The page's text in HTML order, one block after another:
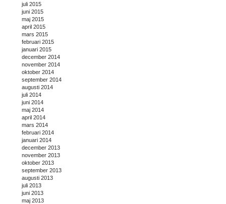
juli 2015
juni 2015
maj 2015
april 2015
mars 2015
februari 2015
januari 2015
december 2014
november 2014
oktober 2014
september 2014
augusti 2014
juli 2014
juni 2014
maj 2014
april 2014
mars 2014
februari 2014
januari 2014
december 2013
november 2013
oktober 2013
september 2013
augusti 2013
juli 2013
juni 2013
maj 2013